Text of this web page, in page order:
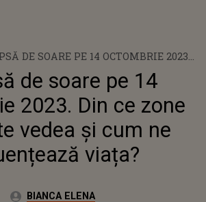
DE SOARE PE 14 OCTOMBRIE 2023.
ZONE SE POATE VEDEA ȘI CUM NE
VIAȚA?
de soare pe 14
2023. Din ce zone
vedea și cum ne
viața?
Autor:BIANCA ELENA